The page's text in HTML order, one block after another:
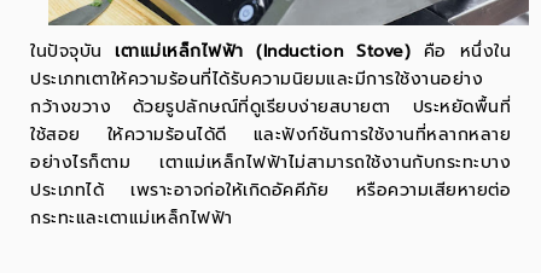
ในปัจจุบันเตาแม่เหล็กไฟฟ้า (Induction Stove) คือ หนึ่งใน
ประเภทเตาให้ความร้อนที่ได้รับความนิยมและมีการใช้งานอย่าง
กว้างขวาง ด้วยรูปลักษณ์ที่ดูเรียบง่ายสบายตา ประหยัดพื้นที่
ใช้สอย ให้ความร้อนได้ดี และฟังก์ชันการใช้งานที่หลากหลาย
อย่างไรก็ตาม เตาแม่เหล็กไฟฟ้าไม่สามารถใช้งานกับกระทะบาง
ประเภทได้ เพราะอาจก่อให้เกิดอัคคีภัย หรือความเสียหายต่อ
กระทะและเตาแม่เหล็กไฟฟ้า